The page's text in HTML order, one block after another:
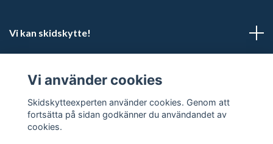
Vi kan skidskytte!
Sociala medier
Vi använder cookies
Skidskytteexperten använder cookies. Genom att
fortsätta på sidan godkänner du användandet av
cookies.